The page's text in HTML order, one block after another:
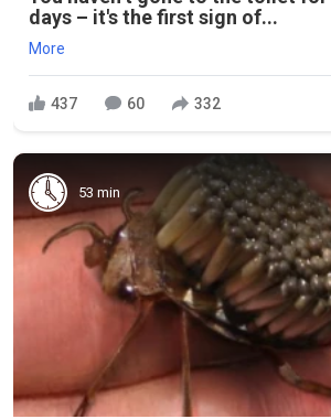
days – it's the first sign of...
More
437 60 332
53 min